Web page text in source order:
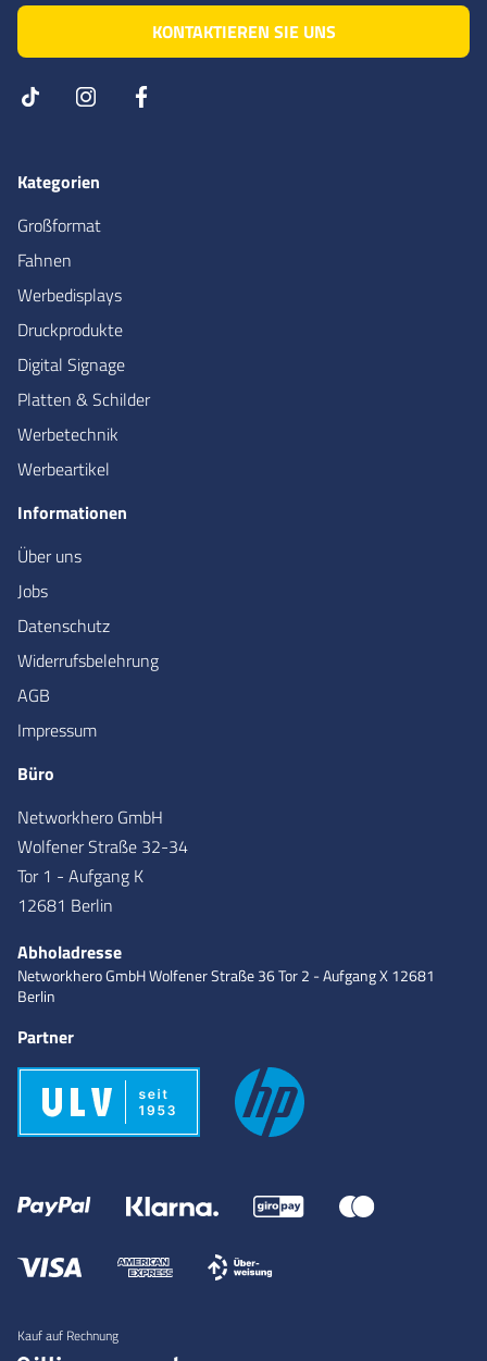
KONTAKTIEREN SIE UNS
Kategorien
Großformat
Fahnen
Werbedisplays
Druckprodukte
Digital Signage
Platten & Schilder
Werbetechnik
Werbeartikel
Informationen
Über uns
Jobs
Datenschutz
Widerrufsbelehrung
AGB
Impressum
Büro
Networkhero GmbH
Wolfener Straße 32-34
Tor 1 - Aufgang K
12681 Berlin
Abholadresse
Networkhero GmbHWolfener Straße 36Tor 2 - Aufgang X12681
Berlin
Partner
Kauf auf Rechnung